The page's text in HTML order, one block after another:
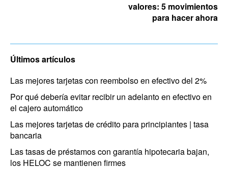
valores: 5 movimientos
para hacer ahora
Últimos artículos
Las mejores tarjetas con reembolso en efectivo del 2%
Por qué debería evitar recibir un adelanto en efectivo en
el cajero automático
Las mejores tarjetas de crédito para principiantes | tasa
bancaria
Las tasas de préstamos con garantía hipotecaria bajan,
los HELOC se mantienen firmes